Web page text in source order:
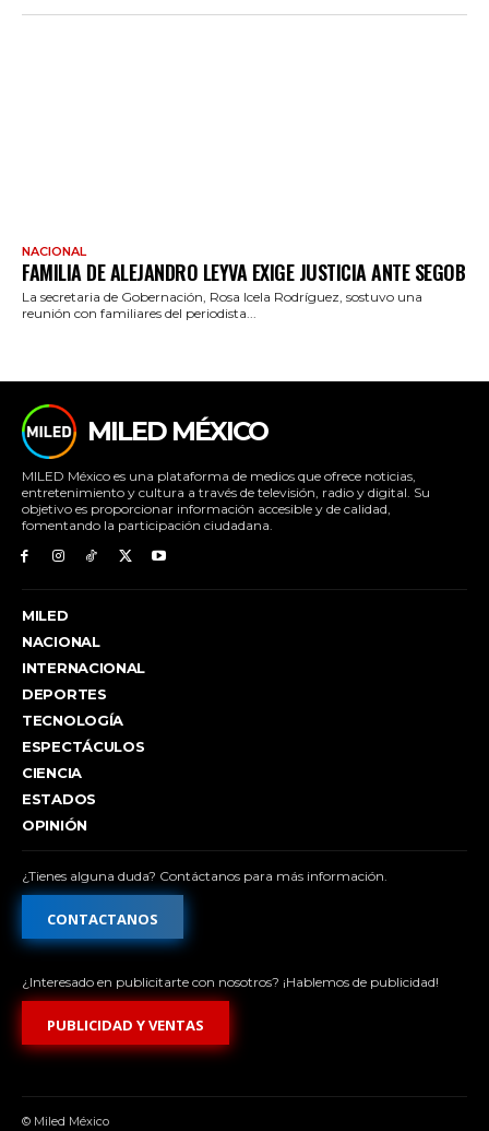
NACIONAL
FAMILIA DE ALEJANDRO LEYVA EXIGE JUSTICIA ANTE SEGOB
La secretaria de Gobernación, Rosa Icela Rodríguez, sostuvo una
reunión con familiares del periodista...
MILED MÉXICO
MILED México es una plataforma de medios que ofrece noticias,
entretenimiento y cultura a través de televisión, radio y digital. Su
objetivo es proporcionar información accesible y de calidad,
fomentando la participación ciudadana.
MILED
NACIONAL
INTERNACIONAL
DEPORTES
TECNOLOGÍA
ESPECTÁCULOS
CIENCIA
ESTADOS
OPINIÓN
¿Tienes alguna duda? Contáctanos para más información.
CONTACTANOS
¿Interesado en publicitarte con nosotros? ¡Hablemos de publicidad!
PUBLICIDAD Y VENTAS
© Miled México